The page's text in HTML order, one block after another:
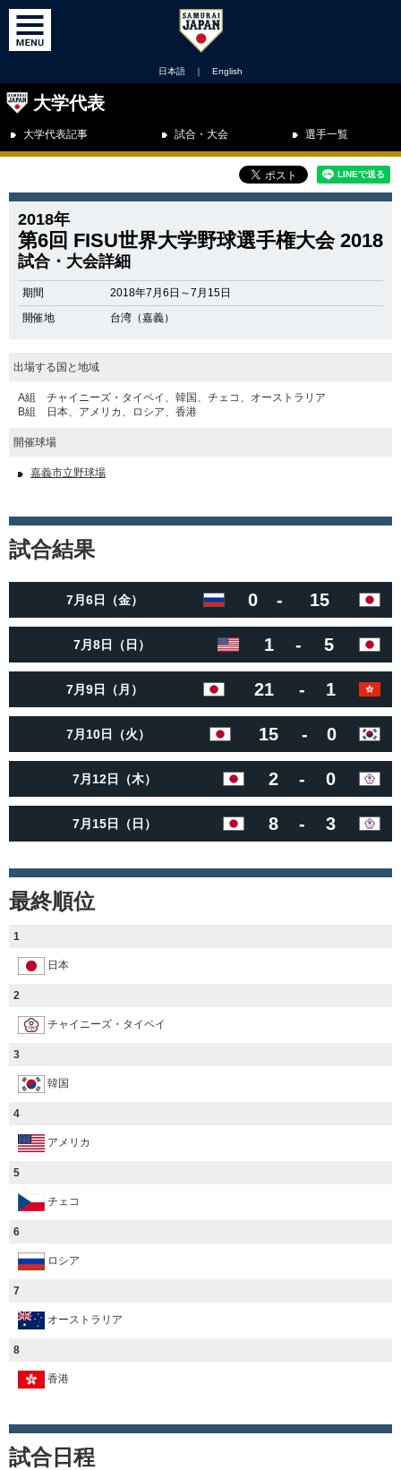
日本語 ｜ English
大学代表
大学代表記事 試合・大会 選手一覧
2018年
第6回 FISU世界大学野球選手権大会 2018
試合・大会詳細
期間
2018年7月6日～7月15日
開催地
台湾（嘉義）
出場する国と地域
A組 チャイニーズ・タイペイ、韓国、チェコ、オーストラリア
B組 日本、アメリカ、ロシア、香港
開催球場
嘉義市立野球場
試合結果
7月6日（金） 0 - 15
7月8日（日） 1 - 5
7月9日（月） 21 - 1
7月10日（火） 15 - 0
7月12日（木） 2 - 0
7月15日（日） 8 - 3
最終順位
1
日本
2
チャイニーズ・タイペイ
3
韓国
4
アメリカ
5
チェコ
6
ロシア
7
オーストラリア
8
香港
試合日程